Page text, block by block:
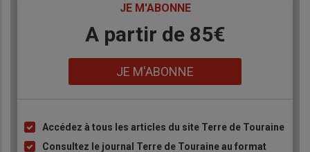
JE M'ABONNE
A partir de 85€
JE M'ABONNE
Liste
à
Accédez à tous les articles du site Terre de Touraine
Consultez le journal Terre de Touraine au format